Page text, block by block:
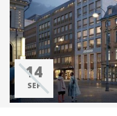
14
SEP